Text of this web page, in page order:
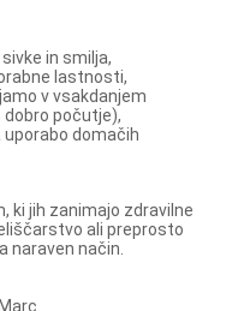
in smilja,
lastnosti,
v vsakdanjem
dobro počutje),
uporabo domačih
ki jih zanimajo zdravilne
ali preprosto
naraven način.